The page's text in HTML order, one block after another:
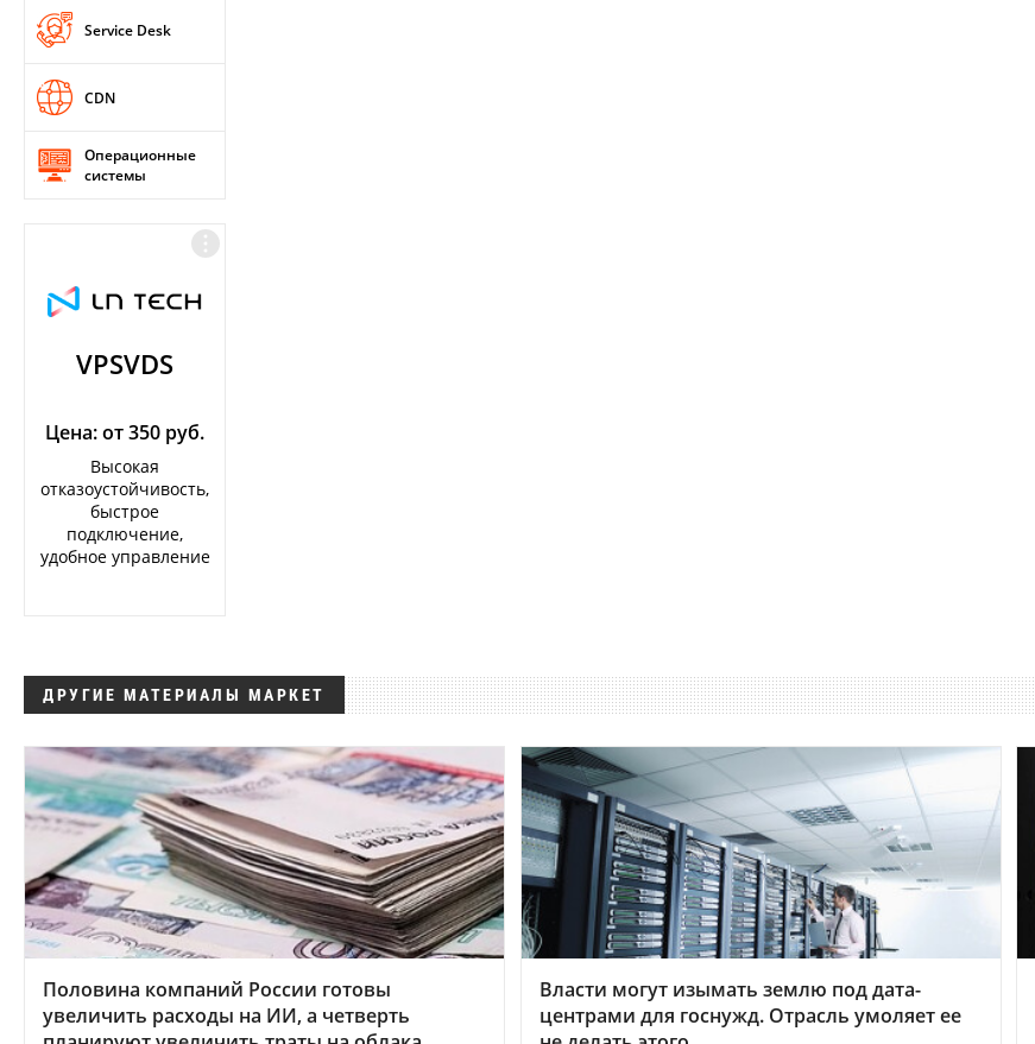
Service Desk
CDN
Операционные
системы
VPSVDS
Цена: от 350 руб.
Высокая
отказоустойчивость,
быстрое
подключение,
удобное управление
ДРУГИЕ МАТЕРИАЛЫ МАРКЕТ
Половина компаний России готовы
увеличить расходы на ИИ, а четверть
Власти могут изымать землю под дата-
центрами для госнужд. Отрасль умоляет ее